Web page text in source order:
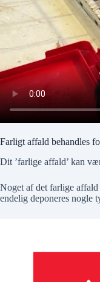
Farligt affald behandles
Dit ’farlige affald’ kan
Noget af det farlige
endelig deponeres nogle